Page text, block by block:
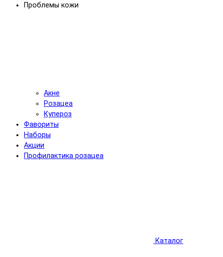
Проблемы кожи
Акне
Розацеа
Купероз
Фавориты
Наборы
Акции
Профилактика розацеа
Каталог